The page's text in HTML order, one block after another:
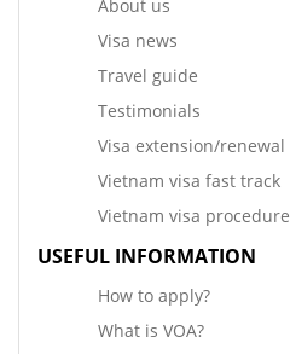
About us
Visa news
Travel guide
Testimonials
Visa extension/renewal
Vietnam visa fast track
Vietnam visa procedure
USEFUL INFORMATION
How to apply?
What is VOA?